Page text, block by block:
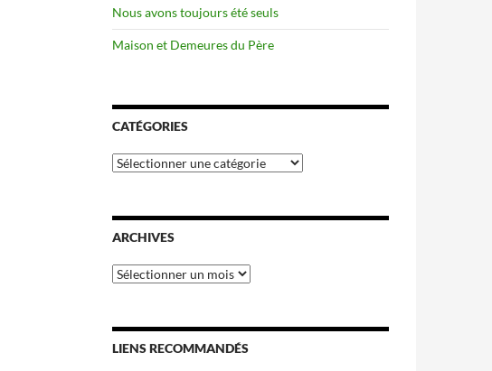
Nous avons toujours été seuls
Maison et Demeures du Père
CATÉGORIES
Catégories
ARCHIVES
Archives
LIENS RECOMMANDÉS